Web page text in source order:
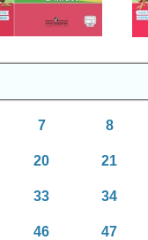
7 8
20 21
33 34
46 47